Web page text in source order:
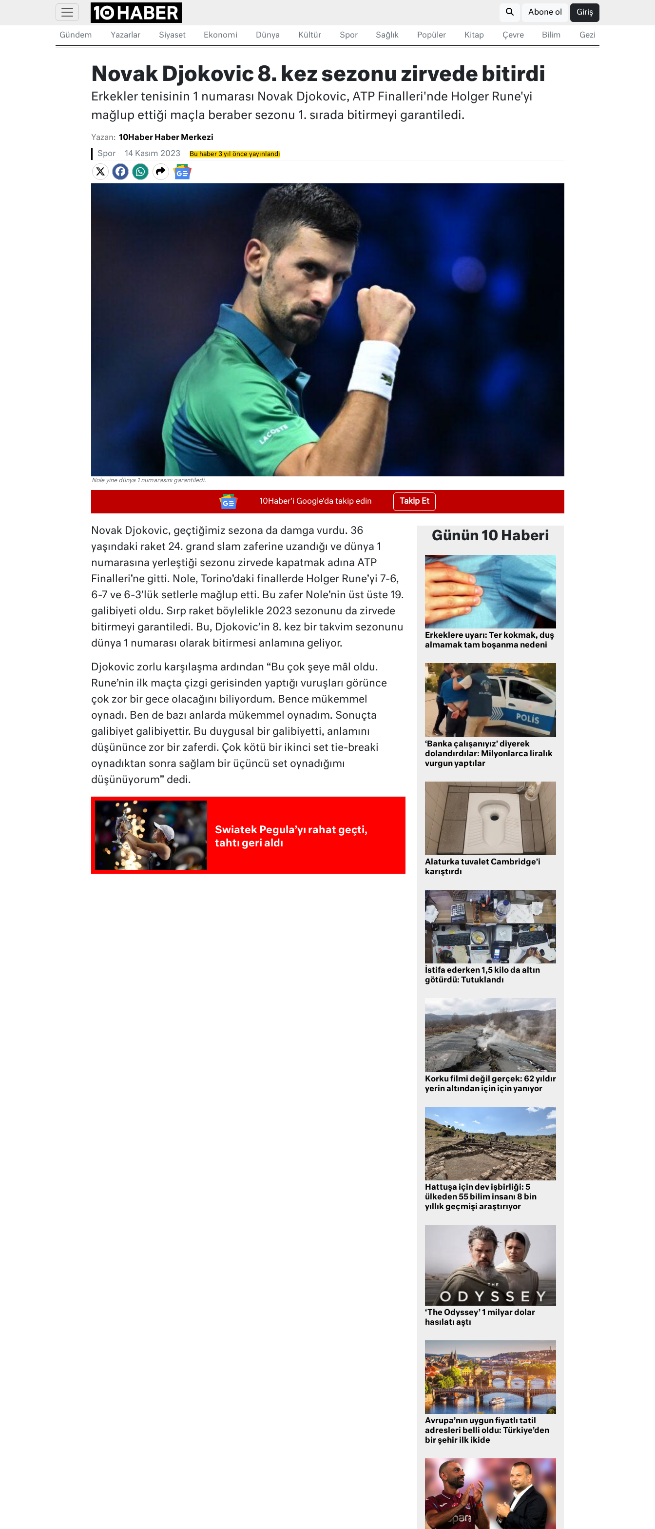
Abone ol Giriş
Gündem Yazarlar Siyaset Ekonomi Dünya Kültür Spor Sağlık Popüler Kitap Çevre Bilim Gezi
Novak Djokovic 8. kez sezonu zirvede bitirdi
Erkekler tenisinin 1 numarası Novak Djokovic, ATP Finalleri'nde Holger Rune'yi
mağlup ettiği maçla beraber sezonu 1. sırada bitirmeyi garantiledi.
Yazan: 10Haber Haber Merkezi
Spor 14 Kasım 2023 Bu haber 3 yıl önce yayınlandı
Nole yine dünya 1 numarasını garantiledi.
10Haber'i Google'da takip edin Takip Et
Novak Djokovic, geçtiğimiz sezona da damga vurdu. 36
yaşındaki raket 24. grand slam zaferine uzandığı ve dünya 1
numarasına yerleştiği sezonu zirvede kapatmak adına ATP
Finalleri’ne gitti. Nole, Torino’daki finallerde Holger Rune’yi 7-6,
6-7 ve 6-3’lük setlerle mağlup etti. Bu zafer Nole’nin üst üste 19.
galibiyeti oldu. Sırp raket böylelikle 2023 sezonunu da zirvede
bitirmeyi garantiledi. Bu, Djokovic’in 8. kez bir takvim sezonunu
dünya 1 numarası olarak bitirmesi anlamına geliyor.
Djokovic zorlu karşılaşma ardından “Bu çok şeye mâl oldu.
Rune’nin ilk maçta çizgi gerisinden yaptığı vuruşları görünce
çok zor bir gece olacağını biliyordum. Bence mükemmel
oynadı. Ben de bazı anlarda mükemmel oynadım. Sonuçta
galibiyet galibiyettir. Bu duygusal bir galibiyetti, anlamını
düşününce zor bir zaferdi. Çok kötü bir ikinci set tie-breaki
oynadıktan sonra sağlam bir üçüncü set oynadığımı
düşünüyorum” dedi.
Swiatek Pegula’yı rahat geçti,
tahtı geri aldı
Günün 10 Haberi
Erkeklere uyarı: Ter kokmak, duş
almamak tam boşanma nedeni
‘Banka çalışanıyız’ diyerek
dolandırdılar: Milyonlarca liralık
vurgun yaptılar
Alaturka tuvalet Cambridge’i
karıştırdı
İstifa ederken 1,5 kilo da altın
götürdü: Tutuklandı
Korku filmi değil gerçek: 62 yıldır
yerin altından için için yanıyor
Hattuşa için dev işbirliği: 5
ülkeden 55 bilim insanı 8 bin
yıllık geçmişi araştırıyor
‘The Odyssey’ 1 milyar dolar
hasılatı aştı
Avrupa’nın uygun fiyatlı tatil
adresleri belli oldu: Türkiye’den
bir şehir ilk ikide